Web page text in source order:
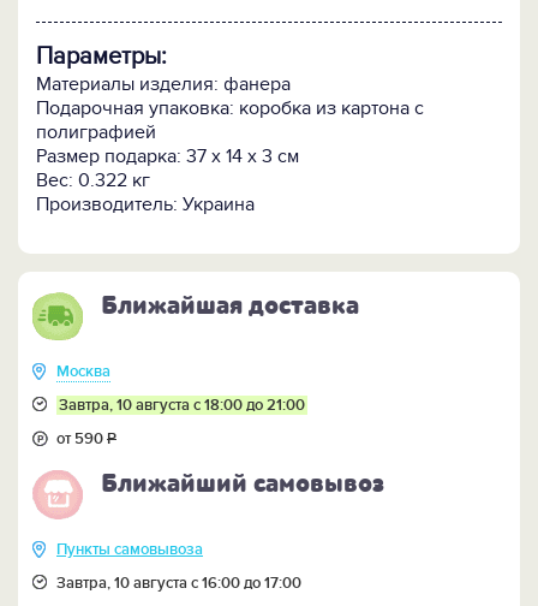
Параметры:
Материалы изделия: фанера
Подарочная упаковка: коробка из картона с
полиграфией
Размер подарка: 37 х 14 х 3 см
Вес: 0.322 кг
Производитель: Украина
Ближайшая доставка
Москва
Завтра, 10 августа с 18:00 до 21:00
от 590Р
Ближайший самовывоз
Пункты самовывоза
Завтра, 10 августа с 16:00 до 17:00